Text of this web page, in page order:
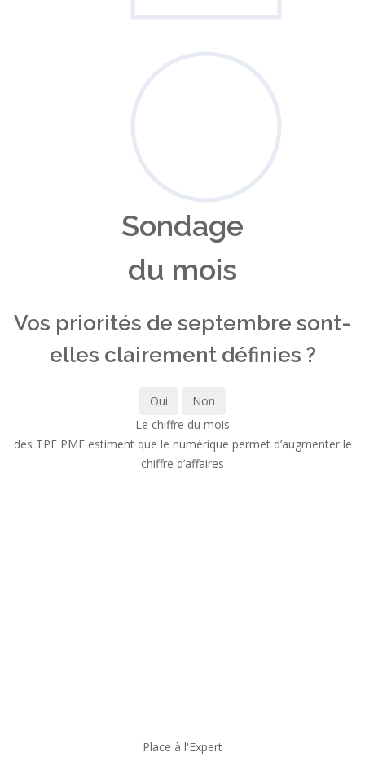
Sondage
du mois
Vos priorités de septembre sont-
elles clairement définies ?
Oui
Non
Le chiffre du mois
des TPE PME estiment que le numérique permet d’augmenter le
chiffre d’affaires
Place à l'Expert